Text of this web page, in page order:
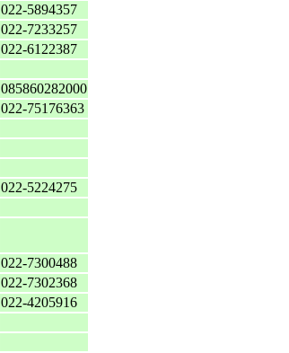
022-5894357
022-7233257
022-6122387
085860282000
022-75176363
022-5224275
022-7300488
022-7302368
022-4205916